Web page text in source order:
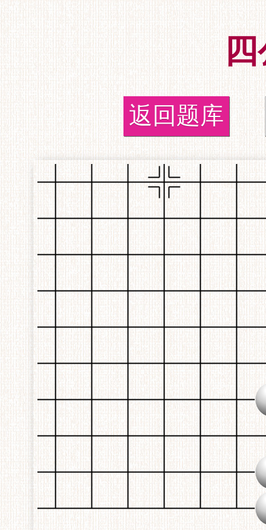
返回题库